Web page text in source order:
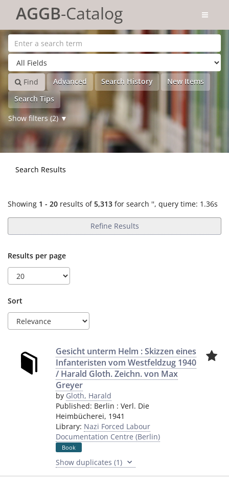
5,313
AGGB-Catalog
Find Advanced Search History
New Items
Search Tips
Show filters (2)
Search Results
Showing 1 - 20 results of5,313 for search '', query time: 1.36s
Refine Results
Results per page
Sort
Gesicht unterm Helm : Skizzen eines
Infanteristen vom Westfeldzug 1940
/ Harald Gloth. Zeichn. von Max
Greyer
by Gloth, Harald
Published: Berlin : Verl. Die
Heimbücherei, 1941
Library: Nazi Forced Labour
Documentation Centre (Berlin)
Book
Show duplicates (1)